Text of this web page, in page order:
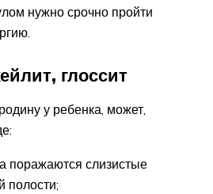
нужно срочно пройти
глоссит
у ребенка, может,
поражаются слизистые
полости;